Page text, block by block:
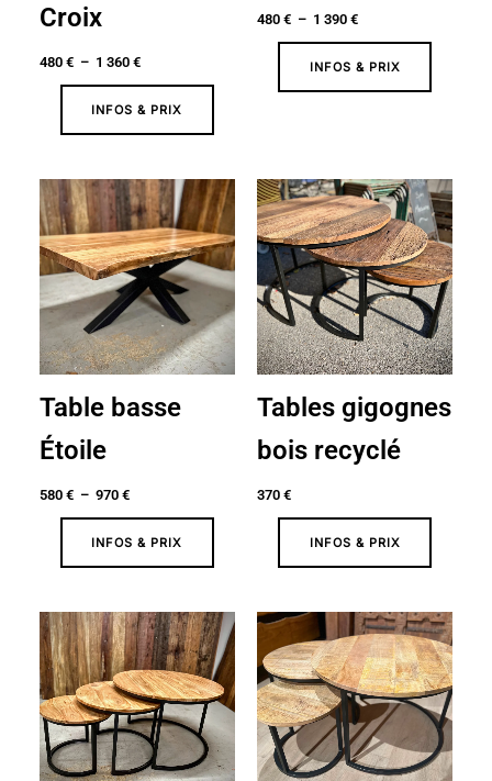
Croix
480 € – 1 360 €
INFOS & PRIX
480 € – 1 390 €
INFOS & PRIX
Table basse
Étoile
580 € – 970 €
Plage
de
prix :
580 €
à
970 €
INFOS & PRIX
Tables gigognes
bois recyclé
370 €
INFOS & PRIX